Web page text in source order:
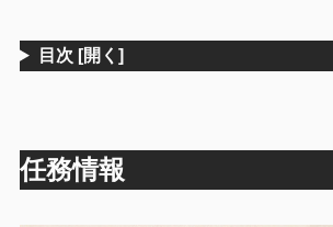
目次 [開く]
任務情報